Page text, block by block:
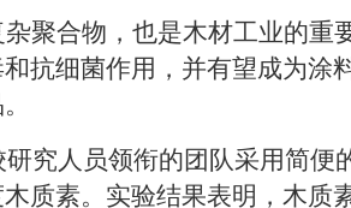
聚合物，也是木材工业的重
抗细菌作用，并有望成为涂料
究人员领衔的团队采用简便
质素。实验结果表明，木质